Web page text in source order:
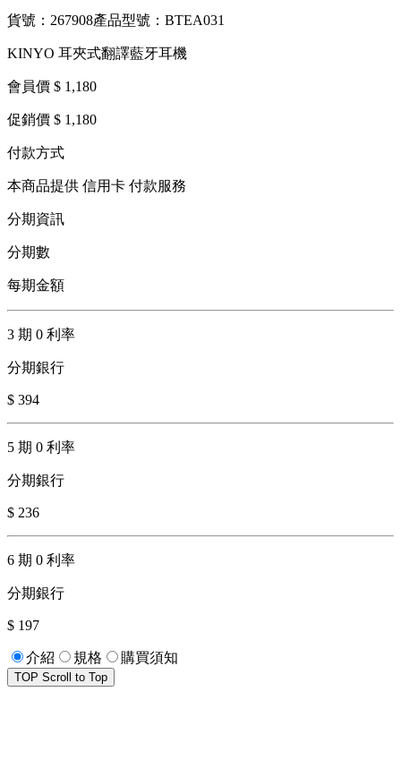
貨號：267908產品型號：BTEA031
KINYO 耳夾式翻譯藍牙耳機
會員價 $ 1,180
促銷價 $ 1,180
付款方式
本商品提供 信用卡 付款服務
分期資訊
分期數
每期金額
3 期 0 利率
分期銀行
$ 394
5 期 0 利率
分期銀行
$ 236
6 期 0 利率
分期銀行
$ 197
介紹 規格 購買須知
TOP Scroll to Top